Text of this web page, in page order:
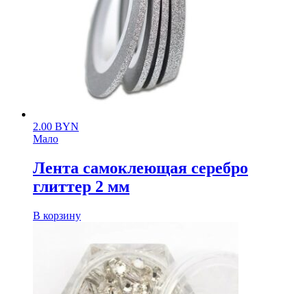
2.00 BYN
Мало
Лента самоклеющая серебро
глиттер 2 мм
В корзину